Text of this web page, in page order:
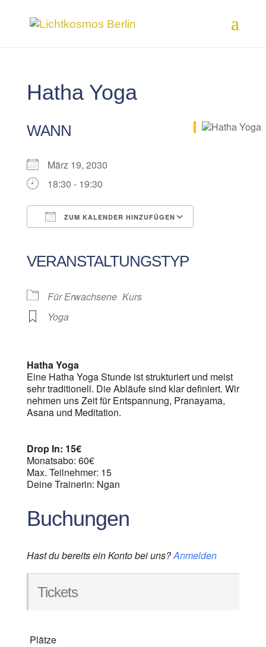
Hatha Yoga
WANN
März 19, 2030
18:30 - 19:30
ZUM KALENDER HINZUFÜGEN
VERANSTALTUNGSTYP
Für Erwachsene Kurs
Yoga
Hatha Yoga
Eine Hatha Yoga Stunde ist strukturiert und meist
sehr traditionell. Die Abläufe sind klar definiert. Wir
nehmen uns Zeit für Entspannung, Pranayama,
Asana und Meditation.
Drop In: 15€
Monatsabo: 60€
Max. Teilnehmer: 15
Deine Trainerin: Ngan
Buchungen
Hast du bereits ein Konto bei uns?Anmelden
Tickets
Plätze